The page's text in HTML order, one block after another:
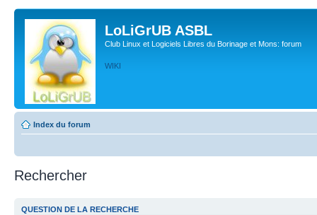
LoLiGrUB ASBL
Club Linux et Logiciels Libres du Borinage et Mons: forum
WIKI
Index du forum
Rechercher
QUESTION DE LA RECHERCHE